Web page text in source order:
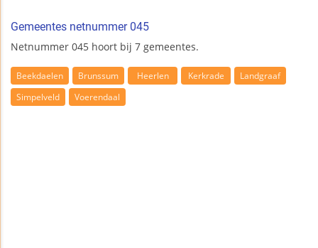
Gemeentes netnummer 045
Netnummer 045 hoort bij 7 gemeentes.
Beekdaelen Brunssum Heerlen Kerkrade
Landgraaf
Simpelveld
Voerendaal